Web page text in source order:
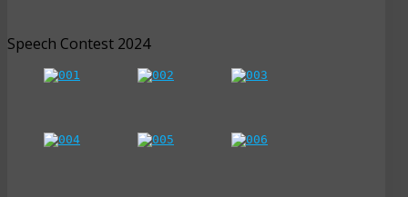
Speech Contest 2024